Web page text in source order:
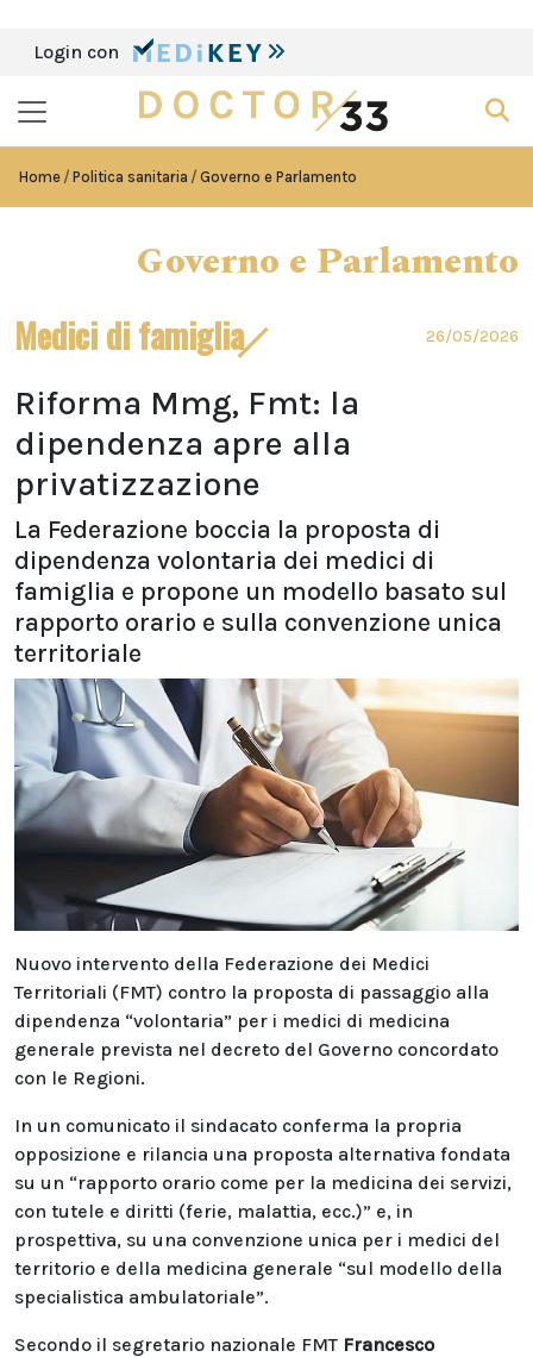
Login con
Home Politica sanitaria Governo e Parlamento
Governo e Parlamento
Medici di famiglia 26/05/2026
Riforma Mmg, Fmt: la
dipendenza apre alla
privatizzazione
La Federazione boccia la proposta di
dipendenza volontaria dei medici di
famiglia e propone un modello basato sul
rapporto orario e sulla convenzione unica
territoriale
Nuovo intervento della Federazione dei Medici
Territoriali (FMT) contro la proposta di passaggio alla
dipendenza “volontaria” per i medici di medicina
generale prevista nel decreto del Governo concordato
con le Regioni.
In un comunicato il sindacato conferma la propria
opposizione e rilancia una proposta alternativa fondata
su un “rapporto orario come per la medicina dei servizi,
con tutele e diritti (ferie, malattia, ecc.)” e, in
prospettiva, su una convenzione unica per i medici del
territorio e della medicina generale “sul modello della
specialistica ambulatoriale”.
Secondo il segretario nazionale FMT Francesco